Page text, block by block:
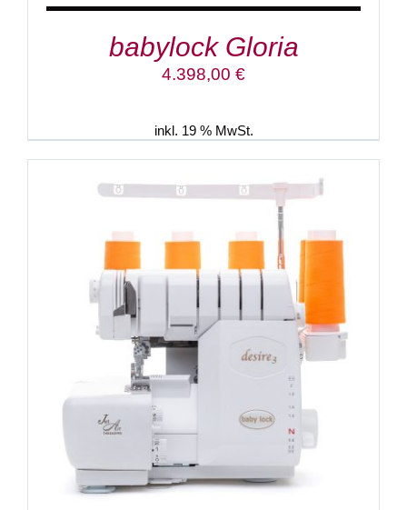
babylock Gloria
4.398,00 €
inkl. 19 % MwSt.
IN DEN WARENKORB DETAILS